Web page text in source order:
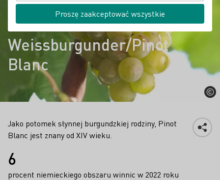
Weissburgunder/Pinot
Blanc
Jako potomek słynnej burgundzkiej rodziny, Pinot
Blanc jest znany od XIV wieku.
Fakty
6
procent niemieckiego obszaru winnic w 2022 roku
Proszę zaakceptować wszystkie